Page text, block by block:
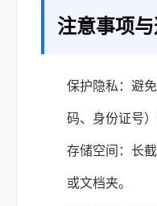
注意事项
保护隐私：避
码、身份证号）
存储空间：长
或文档夹。